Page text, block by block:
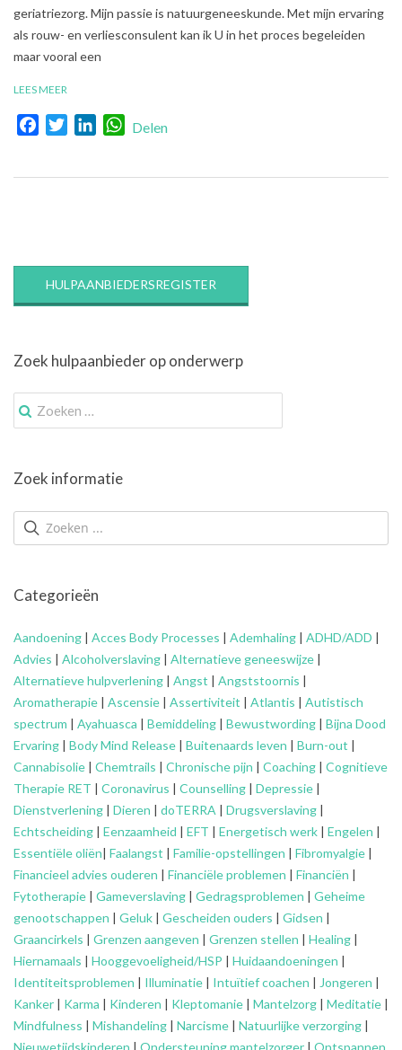
geriatriezorg. Mijn passie is natuurgeneeskunde. Met mijn ervaring
als rouw- en verliesconsulent kan ik U in het proces begeleiden
maar vooral een
LEES MEER
FacebookTwitterLinkedInWhatsApp
Delen
HULPAANBIEDERSREGISTER
Zoek hulpaanbieder op onderwerp
Zoek
naar:
Zoek informatie
Categorieën
Aandoening | Acces Body Processes | Ademhaling | ADHD/ADD |
Advies | Alcoholverslaving | Alternatieve geneeswijze |
Alternatieve hulpverlening | Angst | Angststoornis |
Aromatherapie | Ascensie | Assertiviteit | Atlantis | Autistisch
spectrum | Ayahuasca | Bemiddeling | Bewustwording | Bijna Dood
Ervaring | Body Mind Release | Buitenaards leven | Burn-out |
Cannabisolie | Chemtrails | Chronische pijn | Coaching | Cognitieve
Therapie RET | Coronavirus | Counselling | Depressie |
Dienstverlening | Dieren | doTERRA | Drugsverslaving |
Echtscheiding | Eenzaamheid | EFT | Energetisch werk | Engelen |
Essentiële oliën| Faalangst | Familie-opstellingen | Fibromyalgie |
Financieel advies ouderen | Financiële problemen | Financiën |
Fytotherapie | Gameverslaving | Gedragsproblemen | Geheime
genootschappen | Geluk | Gescheiden ouders | Gidsen |
Graancirkels | Grenzen aangeven | Grenzen stellen | Healing |
Hiernamaals | Hooggevoeligheid/HSP | Huidaandoeningen |
Identiteitsproblemen | Illuminatie | Intuïtief coachen | Jongeren |
Kanker | Karma | Kinderen | Kleptomanie | Mantelzorg | Meditatie |
Mindfulness | Mishandeling | Narcisme | Natuurlijke verzorging |
Nieuwetijdskinderen | Ondersteuningmantelzorger | Ontspannen